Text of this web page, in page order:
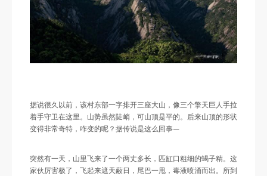
据说很久以前，该村东部一字排开三座大山，像三个擎天巨人手拉
着手守卫在这里。山势虽然陡峭，可山顶是平的。后来山顶的形状
变得非常奇特，咋变的呢？据传说是这么回事—
突然有一天，山里飞来了一个两丈多长，匹缸口粗细的蝎子精。这
家伙厉害极了，飞起来遮天蔽日，尾巴一甩，毒液喷涌而出。所到